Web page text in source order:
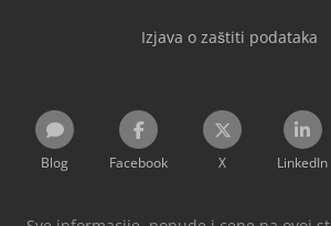
Izjava o zaštiti podataka
Blog Facebook X LinkedIn